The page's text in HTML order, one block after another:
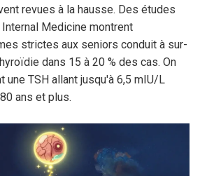
revues à la hausse. Des études
Medicine montrent
strictes aux seniors conduit à sur-
dans 15 à 20 % des cas. On
une TSH allant jusqu'à 6,5 mIU/L
ans et plus.